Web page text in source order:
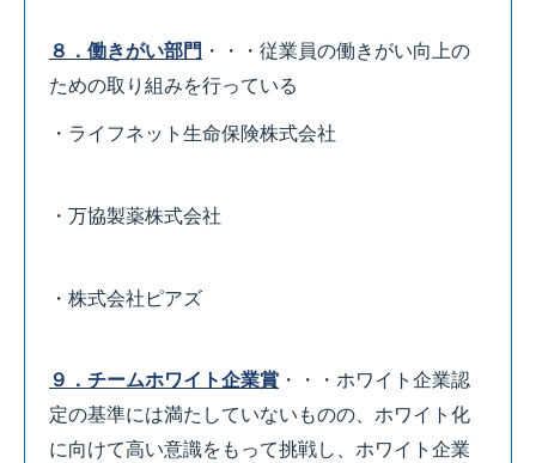
８．働きがい部門 ・・・従業員の働きがい向上の
ための取り組みを行っている
・ライフネット生命保険株式会社
・万協製薬株式会社
・株式会社ピアズ
９．チームホワイト企業賞 ・・・ホワイト企業認
定の基準には満たしていないものの、ホワイト化
に向けて高い意識をもって挑戦し、ホワイト企業